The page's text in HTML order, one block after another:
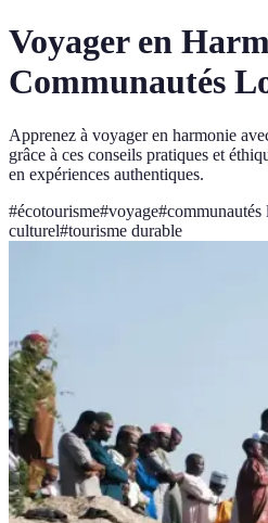
Voyager en
Communautés
Apprenez à voyager en harmonie
grâce à ces conseils pratiques et
en expériences authentiques.
#écotourisme#voyage#communautés
culturel#tourisme durable